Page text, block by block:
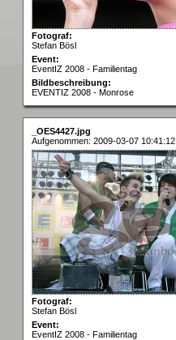
Fotograf:
Stefan Bösl
Event:
EventIZ 2008 - Familientag
Bildbeschreibung:
EVENTIZ 2008 - Monrose
_OES4427.jpg
Aufgenommen: 2009-03-07 10:41:12
Fotograf:
Stefan Bösl
Event:
EventIZ 2008 - Familientag